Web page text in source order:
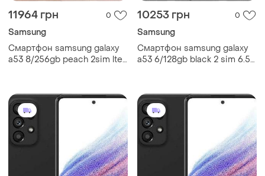
11964 грн 0
Samsung
Смартфон samsung galaxy
a53 8/256gb peach 2sim lte
10253 грн 0
Samsung
Смартфон samsung galaxy
a53 6/128gb black 2 sim 6.5"